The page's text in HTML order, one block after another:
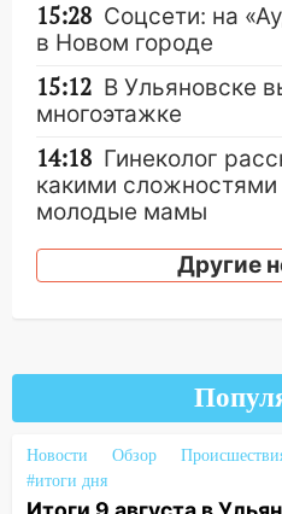
15:28 Соцсети: на
в Новом городе
15:12 В Ульяновске
многоэтажке
14:18 Гинеколог
какими сложностями
молодые мамы
13:02 Соцсети: на
Люксембург дерево
новых начинаний:
знаков зодиака на
13:00 На проспекте
Ульяновске
Другие
Новости Обзор
#итоги дня